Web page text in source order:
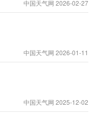
北北部和西部、江
西藏东南部等地部分
中国天气网 2026-02-27
中国天气网 2026-01-11
中国天气网 2025-12-02